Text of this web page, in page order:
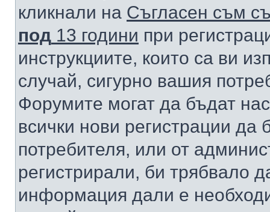
кликнали на Съгласен съм
под 13 години при
инструкциите, които са ви
случай, сигурно вашия
Форумите могат да бъдат
всички нови регистрации да
потребителя, или от
регистрирали, би трябвало
информация дали е